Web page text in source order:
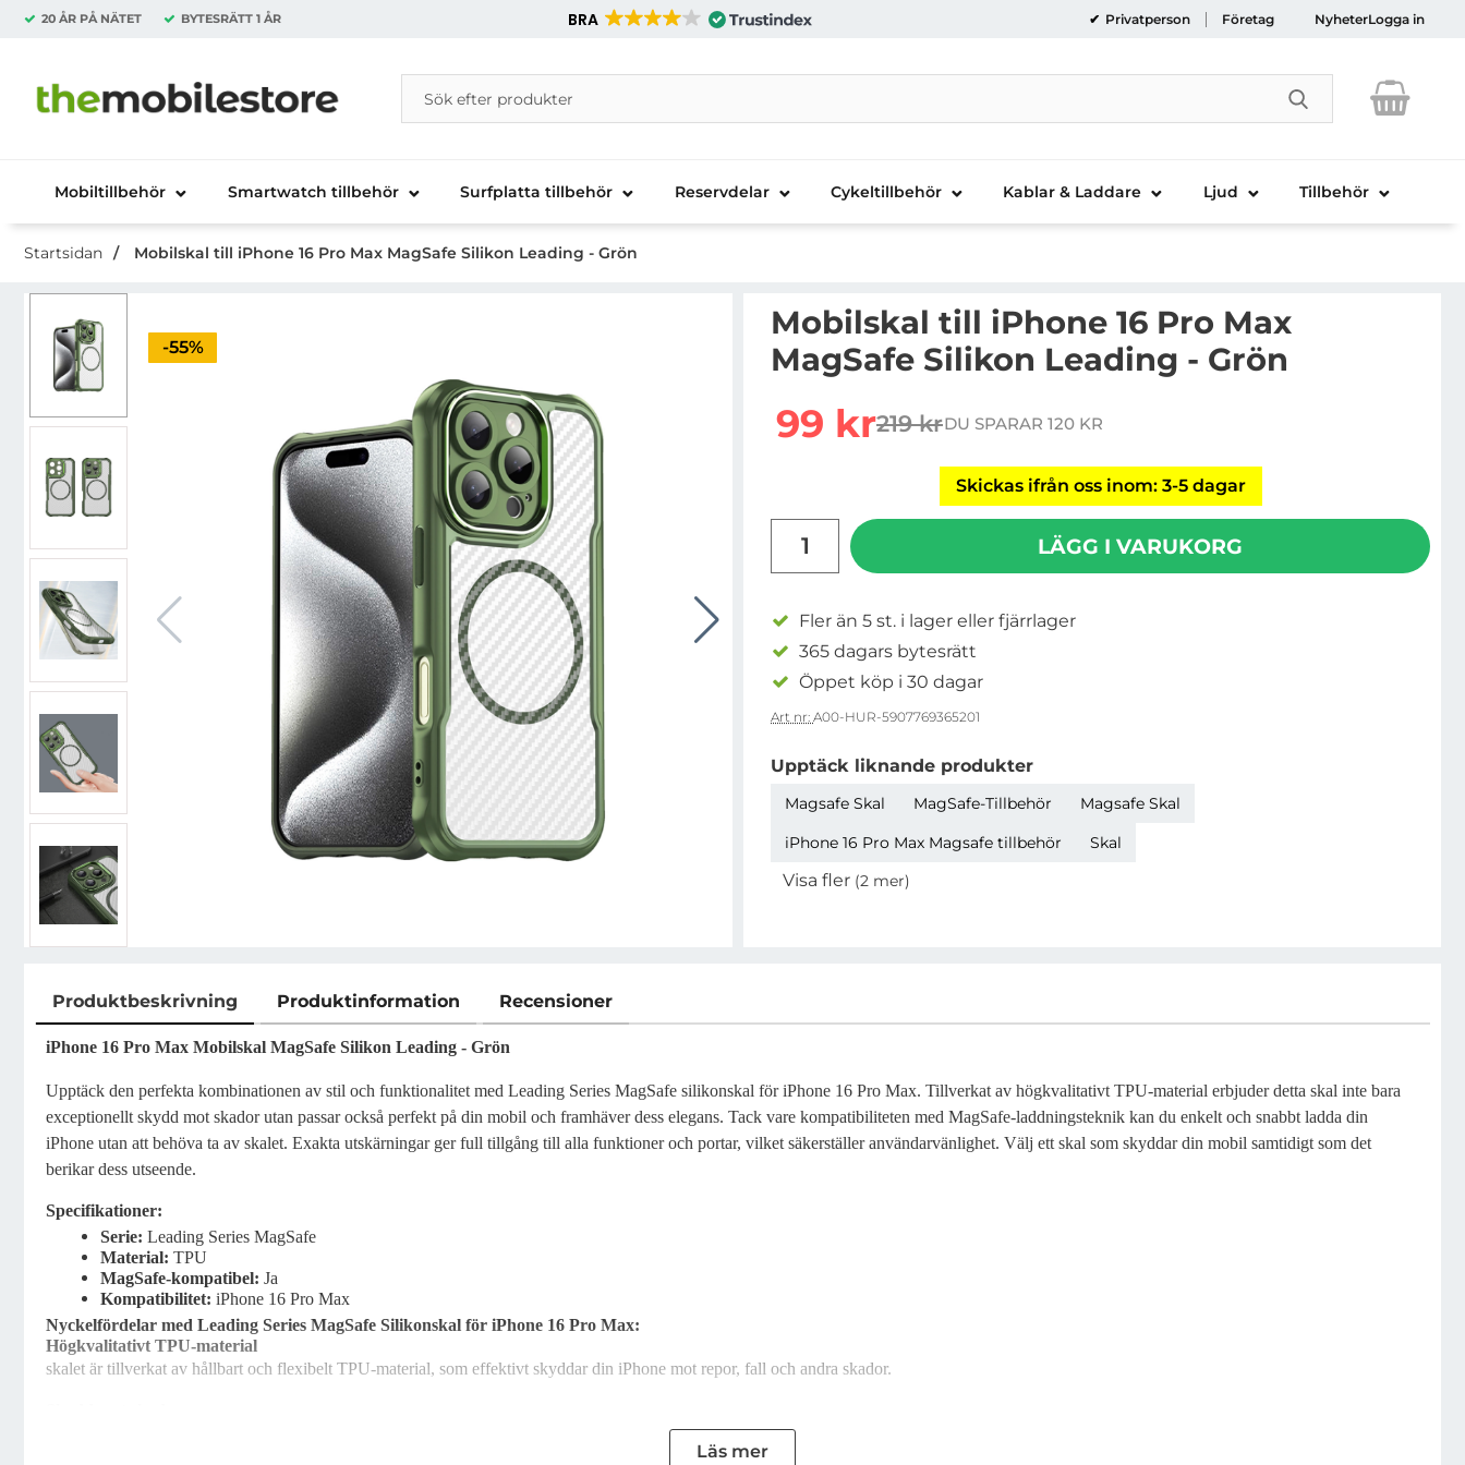
20 ÅR PÅ NÄTET BYTESRÄTT 1 ÅR BRA Privatperson Företag NyheterLogga in
Startsidan för Danira Telecom AB
Sök
Sök på Danira Telecom AB
Genomför
Mobiltillbehör Smartwatch tillbehör Surfplatta tillbehör Reservdelar Cykeltillbehör Kablar & Laddare Ljud Tillbehör
Startsidan Mobilskal till iPhone 16 Pro Max MagSafe Silikon Leading - Grön
Priset är nedsatt med
-55%
Mobilskal till iPhone 16 Pro Max
MagSafe Silikon Leading - Grön
rea pris
99 krtidigare pris
219 krDU SPARAR 120 KR
Skickas ifrån oss inom: 3-5 dagar
LÄGG I VARUKORG
Fler än 5 st. i lager eller fjärrlager
365 dagars bytesrätt
Öppet köp i 30 dagar
Art nr: A00-HUR-5907769365201
Upptäck liknande produkter
Magsafe Skal MagSafe-Tillbehör
Magsafe Skal
iPhone 16 Pro Max Magsafe tillbehör
Skal
Visa fler (2 mer)
Produktbeskrivning Produktinformation Recensioner
Produktbeskrivning
iPhone 16 Pro Max Mobilskal MagSafe Silikon Leading - Grön
Upptäck den perfekta kombinationen av stil och funktionalitet med Leading Series MagSafe silikonskal för iPhone 16 Pro Max. Tillverkat av högkvalitativt TPU-material erbjuder detta skal inte bara
exceptionellt skydd mot skador utan passar också perfekt på din mobil och framhäver dess elegans. Tack vare kompatibiliteten med MagSafe-laddningsteknik kan du enkelt och snabbt ladda din
iPhone utan att behöva ta av skalet. Exakta utskärningar ger full tillgång till alla funktioner och portar, vilket säkerställer användarvänlighet. Välj ett skal som skyddar din mobil samtidigt som det
berikar dess utseende.
Specifikationer:
Serie: Leading Series MagSafe
Material: TPU
MagSafe-kompatibel: Ja
Kompatibilitet: iPhone 16 Pro Max
Nyckelfördelar med Leading Series MagSafe Silikonskal för iPhone 16 Pro Max:
Högkvalitativt TPU-material
skalet är tillverkat av hållbart och flexibelt TPU-material, som effektivt skyddar din iPhone mot repor, fall och andra skador.
Med förstärkta kanter och stötdämpande design erbjuder skalet omfattande skydd som håller din mobil i perfekt skick längre.
Läs mer